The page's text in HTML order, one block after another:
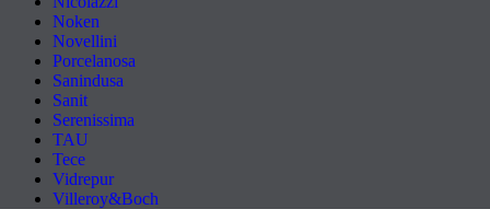
Noken
Novellini
Porcelanosa
Sanindusa
Sanit
Serenissima
TAU
Tece
Vidrepur
Villeroy&Boch